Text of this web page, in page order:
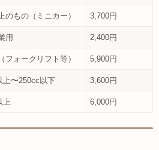
のもの（ミニカー） 3,700円
用 2,400円
フォークリフト等） 5,900円
上〜250cc以下 3,600円
上 6,000円